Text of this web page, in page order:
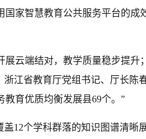
家智慧教育公共服务平台的成
云端结对，教学质量稳步提升
江省教育厅党组书记、厅长陈
教育优质均衡发展县69个。”
盖12个学科群落的知识图谱清晰